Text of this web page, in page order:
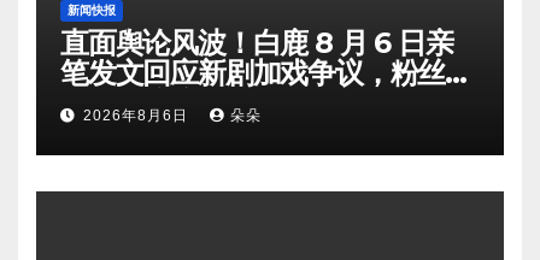
新闻快报
直面舆论风波！白鹿 8 月 6 日亲
笔发文回应新剧加戏争议，粉丝剧
组矛盾暗流涌动
2026年8月6日 朵朵